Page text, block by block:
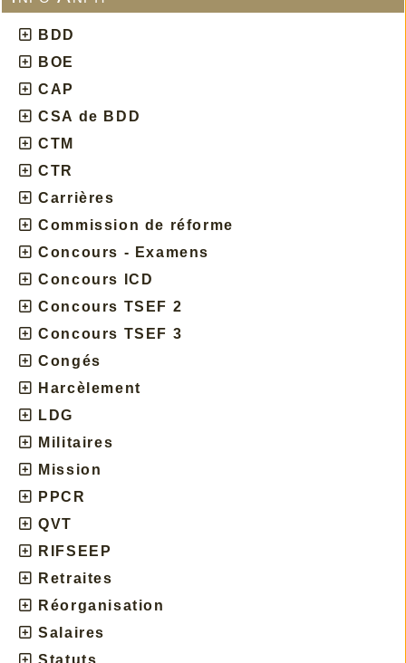
BDD
BOE
CAP
CSA de BDD
CTM
CTR
Carrières
Commission de réforme
Concours - Examens
Concours ICD
Concours TSEF 2
Concours TSEF 3
Congés
Harcèlement
LDG
Militaires
Mission
PPCR
QVT
RIFSEEP
Retraites
Réorganisation
Salaires
Statuts